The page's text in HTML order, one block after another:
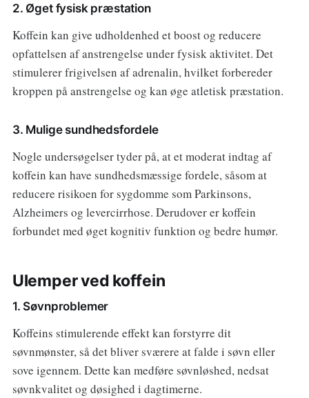
2. Øget fysisk præstation
Koffein kan give udholdenhed et boost og reducere
opfattelsen af anstrengelse under fysisk aktivitet. Det
stimulerer frigivelsen af adrenalin, hvilket forbereder
kroppen på anstrengelse og kan øge atletisk præstation.
3. Mulige sundhedsfordele
Nogle undersøgelser tyder på, at et moderat indtag af
koffein kan have sundhedsmæssige fordele, såsom at
reducere risikoen for sygdomme som Parkinsons,
Alzheimers og levercirrhose. Derudover er koffein
forbundet med øget kognitiv funktion og bedre humør.
Ulemper ved koffein
1. Søvnproblemer
Koffeins stimulerende effekt kan forstyrre dit
søvnmønster, så det bliver sværere at falde i søvn eller
sove igennem. Dette kan medføre søvnløshed, nedsat
søvnkvalitet og døsighed i dagtimerne.